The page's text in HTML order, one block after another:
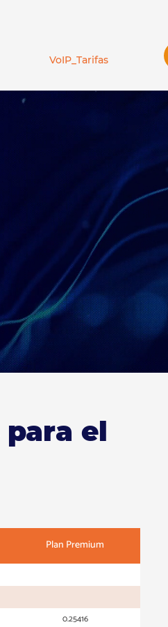
VoIP_Tarifas
el
Plan Premium
0.25416